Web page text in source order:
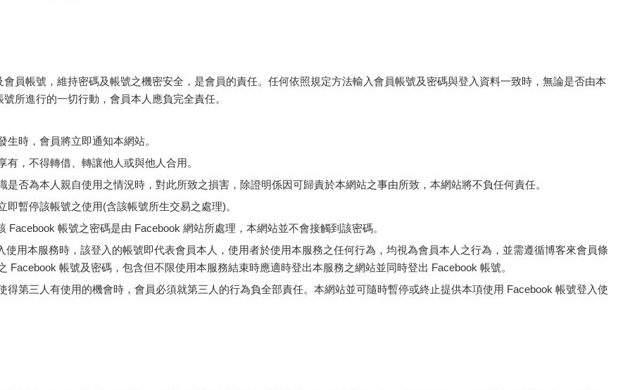
員帳號，維持密碼及帳號之機密安全，是會員的責任。任何依照規定方法輸入會員帳號及密碼與登入資料一致時，無論是否由本
所進行的一切行動，會員本人應負完全責任。
時，會員將立即通知本網站。
，不得轉借、轉讓他人或與他人合用。
否為本人親自使用之情況時，對此所致之損害，除證明係因可歸責於本網站之事由所致，本網站將不負任何責任。
暫停該帳號之使用(含該帳號所生交易之處理)。
帳號之密碼是由 Facebook 網站所處理，本網站並不會接觸到該密碼。
用本服務時，該登入的帳號即代表會員本人，使用者於使用本服務之任何行為，均視為會員本人之行為，並需遵循博客來會員條
Facebook 帳號及密碼，包含但不限使用本服務結束時應適時登出本服務之網站並同時登出 Facebook 帳號。
第三人有使用的機會時，會員必須就第三人的行為負全部責任。本網站並可隨時暫停或終止提供本項使用 Facebook 帳號登入使